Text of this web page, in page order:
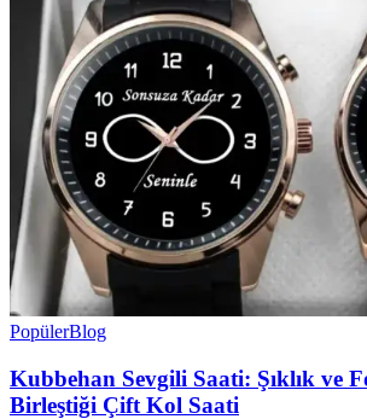
PopülerBlog
Kubbehan Sevgili Saati: Şıklık ve
Birleştiği Çift Kol Saati